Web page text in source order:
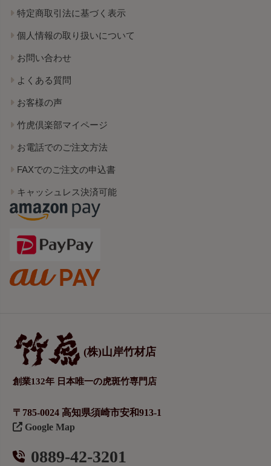
特定商取引法に基づく表示
個人情報の取り扱いについて
お問い合わせ
よくある質問
お客様の声
竹虎倶楽部マイページ
お電話でのご注文方法
FAXでのご注文の申込書
キャッシュレス決済可能
(株)山岸竹材店
創業132年 日本唯一の虎斑竹専門店
〒785-0024 高知県須崎市安和913-1
Google Map
0889-42-3201